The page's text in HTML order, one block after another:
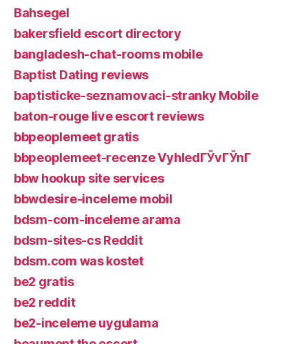
Bahsegel
bakersfield escort directory
bangladesh-chat-rooms mobile
Baptist Dating reviews
baptisticke-seznamovaci-stranky Mobile
baton-rouge live escort reviews
bbpeoplemeet gratis
bbpeoplemeet-recenze VyhledГЎvГЎnГ­
bbw hookup site services
bbwdesire-inceleme mobil
bdsm-com-inceleme arama
bdsm-sites-cs Reddit
bdsm.com was kostet
be2 gratis
be2 reddit
be2-inceleme uygulama